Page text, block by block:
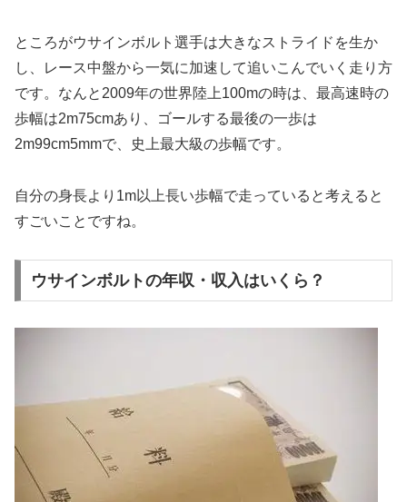
ところがウサインボルト選手は大きなストライドを生か
し、レース中盤から一気に加速して追いこんでいく走り方
です。なんと2009年の世界陸上100mの時は、最高速時の
歩幅は2m75cmあり、ゴールする最後の一歩は
2m99cm5mmで、史上最大級の歩幅です。
自分の身長より1m以上長い歩幅で走っていると考えると
すごいことですね。
ウサインボルトの年収・収入はいくら？